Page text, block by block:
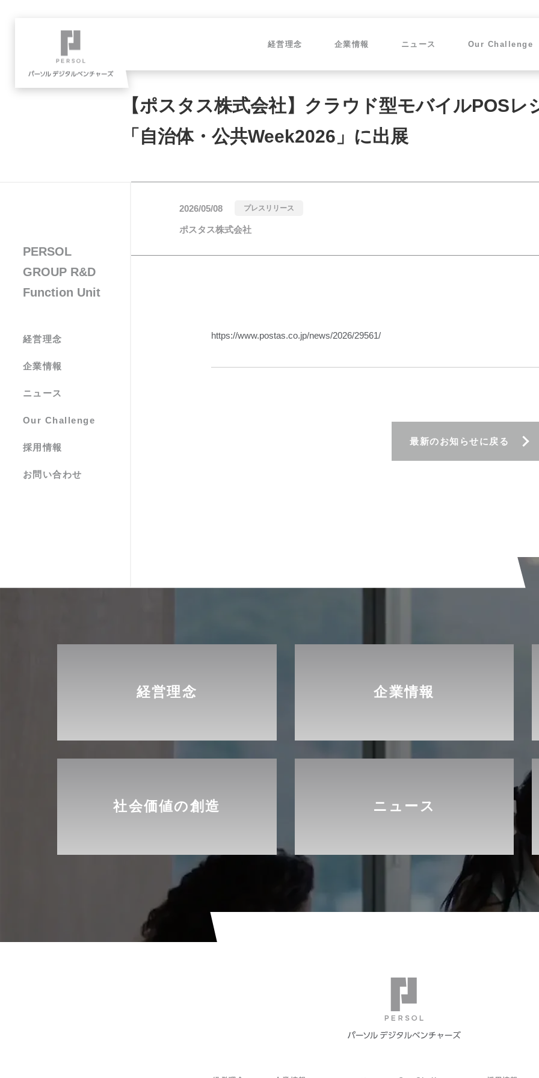
経営理念 企業情報 ニュース Our Challenge
【ポスタス株式会社】クラウド型モバイルPOS
「自治体・公共Week2026」に出展
PERSOL
GROUP R&D
Function Unit
経営理念
企業情報
ニュース
Our Challenge
採用情報
お問い合わせ
2026/05/08 プレスリリース
ポスタス株式会社
https://www.postas.co.jp/news/2026/29561/
最新のお知らせに戻る
経営理念 企業情報
社会価値の創造 ニュース